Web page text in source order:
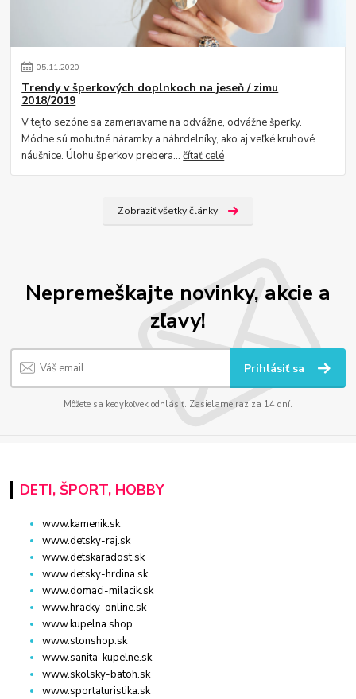
05.11.2020
Trendy v šperkových doplnkoch na jeseň / zimu
2018/2019
V tejto sezóne sa zameriavame na odvážne, odvážne šperky.
Módne sú mohutné náramky a náhrdelníky, ako aj veľké kruhové
náušnice. Úlohu šperkov prebera...čítať celé
Zobraziť všetky články
Nepremeškajte novinky, akcie a
zľavy!
Prihlásiť sa
Môžete sa kedykoľvek odhlásiť. Zasielame raz za 14 dní.
DETI, ŠPORT, HOBBY
www.kamenik.sk
www.detsky-raj.sk
www.detskaradost.sk
www.detsky-hrdina.sk
www.domaci-milacik.sk
www.hracky-online.sk
www.kupelna.shop
www.stonshop.sk
www.sanita-kupelne.sk
www.skolsky-batoh.sk
www.sportaturistika.sk